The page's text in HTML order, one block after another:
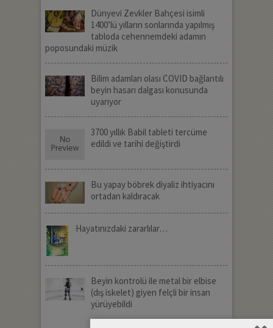
Dünyevi Zevkler Bahçesi isimli
1400’lü yılların sonlarında yapılmış
tabloda cehennemdeki adamın
poposundaki müzik
Bilim adamları olası COVID bağlantılı
beyin hasarı dalgası konusunda
uyarıyor
3700 yıllık Babil tableti tercüme
edildi ve tarihi değiştirdi
Bu yapay böbrek diyaliz ihtiyacını
ortadan kaldıracak
Hayatınızdaki zararlılar…
Beyin kontrolü ile metal bir elbise
(dış iskelet) giyen felçli bir insan
yürüyebildi